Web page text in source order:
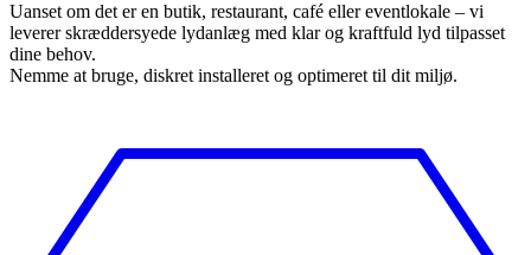
Uanset om det er en butik, restaurant, café eller eventlokale – vi
leverer skræddersyede lydanlæg med klar og kraftfuld lyd tilpasset
dine behov.
Nemme at bruge, diskret installeret og optimeret til dit miljø.